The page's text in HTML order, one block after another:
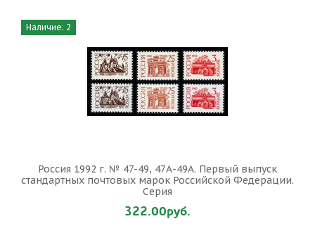
Наличие: 2
Россия 1992 г. № 47-49, 47А-49А. Первый выпуск
стандартных почтовых марок Российской Федерации.
Серия
322.00руб.